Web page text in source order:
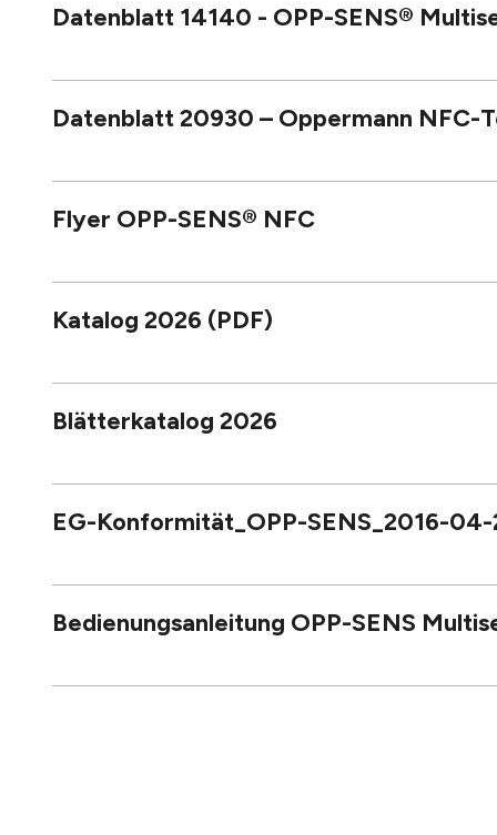
Datenblatt 14140 - OPP-SENS®
Datenblatt 20930 – Oppermann NFC-
Flyer OPP-SENS® NFC
Katalog 2026 (PDF)
Blätterkatalog 2026
EG-Konformität_OPP-SENS_2016-
Bedienungsanleitung OPP-SENS